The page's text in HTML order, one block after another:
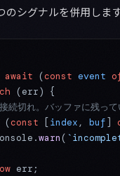
のシグナルを併用します
await (const event
(err) {
続切れ。バッファに残っ
(const [ index , buf ]
warn(
err;